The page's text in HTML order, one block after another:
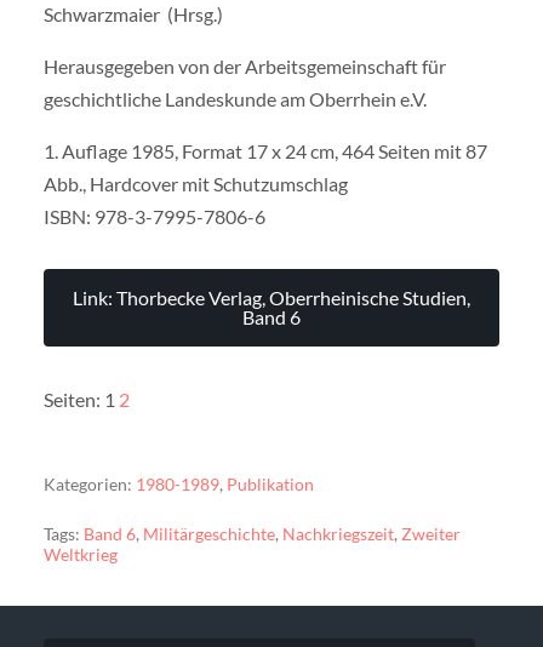
Schwarzmaier (Hrsg.)
Herausgegeben von der Arbeitsgemeinschaft für
geschichtliche Landeskunde am Oberrhein e.V.
1. Auflage 1985, Format 17 x 24 cm, 464 Seiten mit 87
Abb., Hardcover mit Schutzumschlag
ISBN: 978-3-7995-7806-6
Link: Thorbecke Verlag, Oberrheinische Studien,
Band 6
Seiten: 1 2
Kategorien: 1980-1989, Publikation
Tags: Band 6, Militärgeschichte, Nachkriegszeit, Zweiter
Weltkrieg